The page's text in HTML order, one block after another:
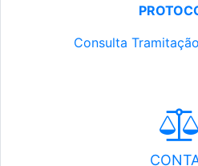
Consulta